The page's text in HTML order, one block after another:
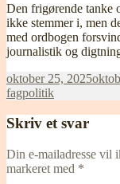
Den frigørende tanke
ikke stemmer i, men
med ordbogen
journalistik og
Udgivet
i
oktober 25, 2025
fagpolitik
Skriv et svar
Din e-mailadresse vil
markeret med *